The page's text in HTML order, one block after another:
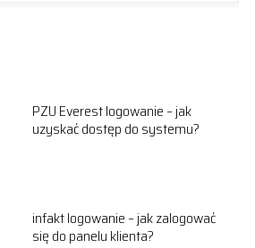
PZU Everest logowanie – jak
uzyskać dostęp do systemu?
infakt logowanie – jak zalogować
się do panelu klienta?